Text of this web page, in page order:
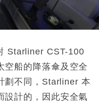
Starliner CST-100
空船的降落傘及空全
劃不同，Starliner 本
設計的，因此安全氣